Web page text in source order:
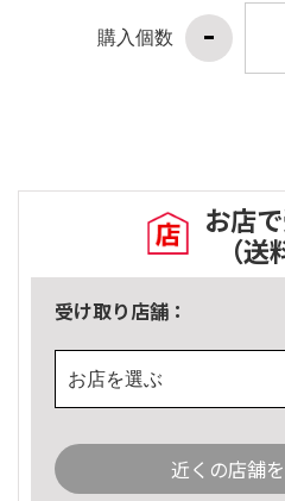
購入個数
お店
（送
受け取り店舗：
お店を選ぶ
近くの店舗